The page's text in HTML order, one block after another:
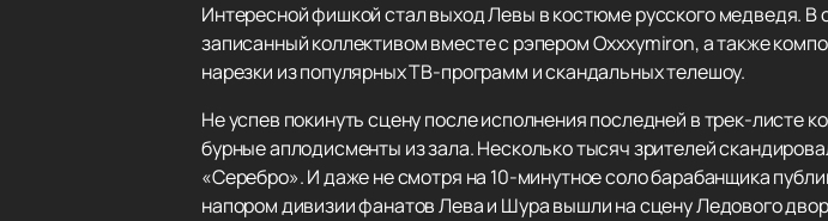
Интересной фишкой стал выход Левы в костюме русского медведя.
записанный коллективом вместе с рэпером Oxxxymiron, а также
нарезки из популярных ТВ-программ и скандальных телешоу.
Не успев покинуть сцену после исполнения последней в трек-листе
бурные аплодисменты из зала. Несколько тысяч зрителей
«Серебро». И даже не смотря на 10-минутное соло барабанщика
напором дивизии фанатов Лева и Шура вышли на сцену Ледового